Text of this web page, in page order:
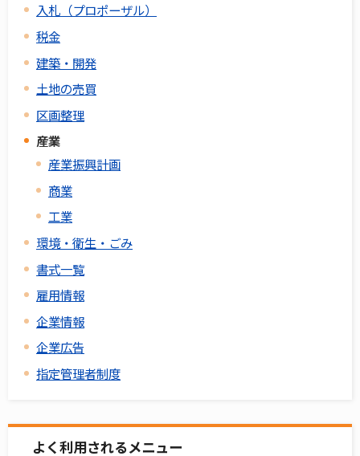
入札（プロポーザル）
税金
建築・開発
土地の売買
区画整理
産業
産業振興計画
商業
工業
環境・衛生・ごみ
書式一覧
雇用情報
企業情報
企業広告
指定管理者制度
よく利用されるメニュー